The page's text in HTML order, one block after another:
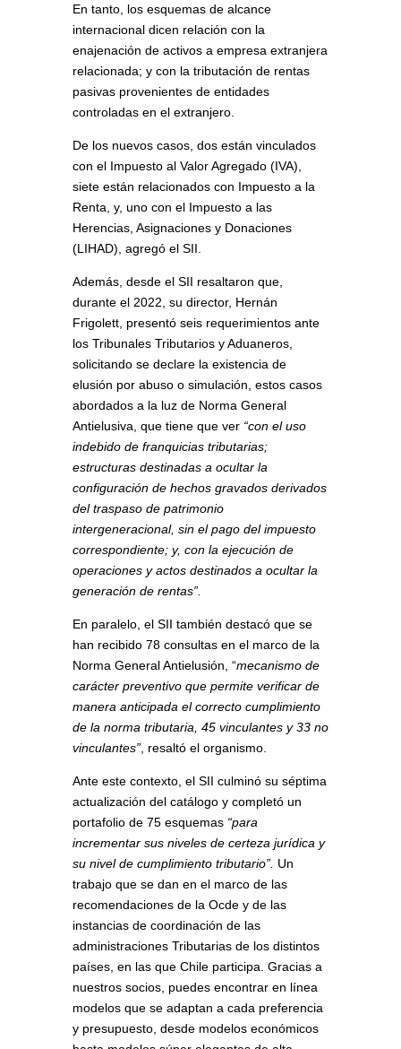
En tanto, los esquemas de alcance
internacional dicen relación con la
enajenación de activos a empresa extranjera
relacionada; y con la tributación de rentas
pasivas provenientes de entidades
controladas en el extranjero.
De los nuevos casos, dos están vinculados
con el Impuesto al Valor Agregado (IVA),
siete están relacionados con Impuesto a la
Renta, y, uno con el Impuesto a las
Herencias, Asignaciones y Donaciones
(LIHAD), agregó el SII.
Además, desde el SII resaltaron que,
durante el 2022, su director, Hernán
Frigolett, presentó seis requerimientos ante
los Tribunales Tributarios y Aduaneros,
solicitando se declare la existencia de
elusión por abuso o simulación, estos casos
abordados a la luz de Norma General
Antielusiva, que tiene que ver “con el uso
indebido de franquicias tributarias;
estructuras destinadas a ocultar la
configuración de hechos gravados derivados
del traspaso de patrimonio
intergeneracional, sin el pago del impuesto
correspondiente; y, con la ejecución de
operaciones y actos destinados a ocultar la
generación de rentas”.
En paralelo, el SII también destacó que se
han recibido 78 consultas en el marco de la
Norma General Antielusión, “mecanismo de
carácter preventivo que permite verificar de
manera anticipada el correcto cumplimiento
de la norma tributaria, 45 vinculantes y 33 no
vinculantes”, resaltó el organismo.
Ante este contexto, el SII culminó su séptima
actualización del catálogo y completó un
portafolio de 75 esquemas“para
incrementar sus niveles de certeza jurídica y
su nivel de cumplimiento tributario”. Un
trabajo que se dan en el marco de las
recomendaciones de la Ocde y de las
instancias de coordinación de las
administraciones Tributarias de los distintos
países, en las que Chile participa. Gracias a
nuestros socios, puedes encontrar en línea
modelos que se adaptan a cada preferencia
y presupuesto, desde modelos económicos